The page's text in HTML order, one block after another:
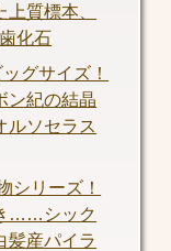
質標本、
化石
グサイズ！
ン紀の結晶
ルソセラス
シリーズ！
……シック
髪産パイラ